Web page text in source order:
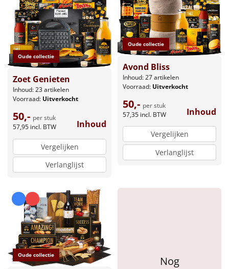
Hitster NIEUW
Pizzarette
Tas
Wake up light
Borrelplank
Warmtekussen
NIEUW
Slowcooker POPULAIR
Deken (fleece plaid)
Alle artikelen
Overige
Oude collectie
Zoet Genieten
Inhoud: 23 artikelen
Voorraad: Uitverkocht
50,- per stuk
57,95 incl. BTW Inhoud
Vergelijken
Verlanglijst
Oude collectie
Avond Bliss
Inhoud: 27 artikelen
Voorraad: Uitverkocht
50,- per stuk
57,35 incl. BTW Inhoud
Vergelijken
Verlanglijst
Oude collectie
Nog